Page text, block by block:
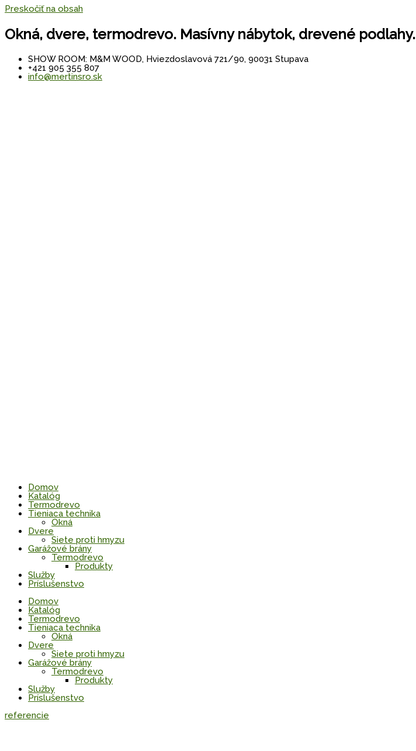
Preskočiť na obsah
Okná, dvere, termodrevo. Masívny nábytok, drevené podlahy.
SHOW ROOM: M&M WOOD, Hviezdoslavová 721/90, 90031 Stupava
+421 905 355 807
info@mertinsro.sk
Domov
Katalóg
Termodrevo
Tieniaca technika
Okná
Dvere
Siete proti hmyzu
Garážové brány
Termodrevo
Produkty
Služby
Príslušenstvo
Domov
Katalóg
Termodrevo
Tieniaca technika
Okná
Dvere
Siete proti hmyzu
Garážové brány
Termodrevo
Produkty
Služby
Príslušenstvo
referencie